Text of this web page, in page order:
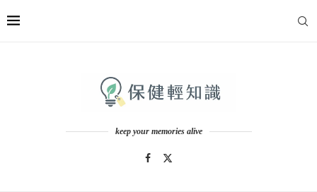
keep your memories alive